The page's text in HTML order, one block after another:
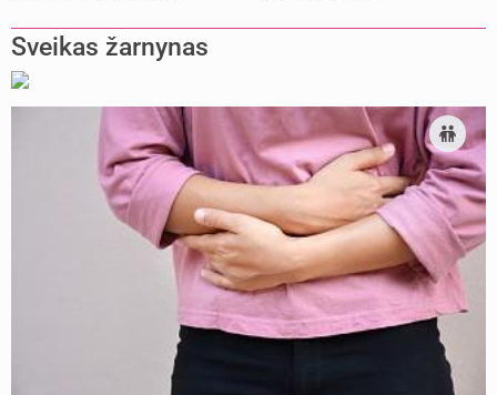
Sveikas žarnynas